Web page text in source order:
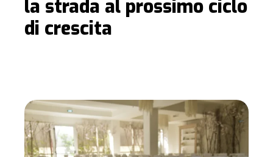
la strada al prossimo ciclo
di crescita